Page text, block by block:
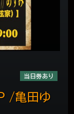
当日券あり
/亀田ゆ